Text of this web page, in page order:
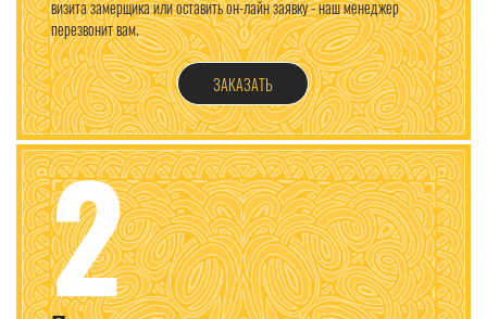
визита замерщика или оставить он-лайн заявку - наш менеджер
перезвонит вам.
ЗАКАЗАТЬ
2